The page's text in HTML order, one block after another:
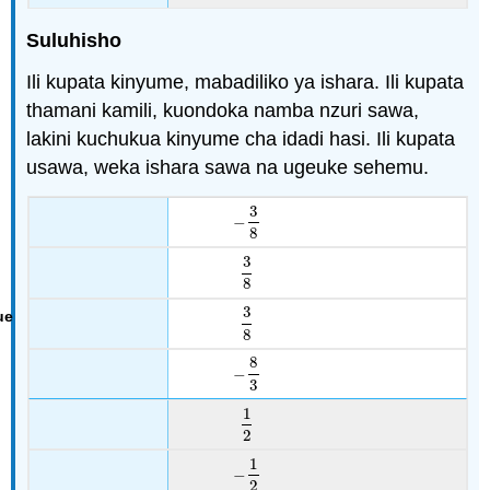
Suluhisho
Ili kupata kinyume, mabadiliko ya ishara. Ili kupata
thamani kamili, kuondoka namba nzuri sawa,
lakini kuchukua kinyume cha idadi hasi. Ili kupata
usawa, weka ishara sawa na ugeuke sehemu.
−
3
8
−38
3
8
38
3
8
38
−
8
3
−83
1
2
12
−
1
−12